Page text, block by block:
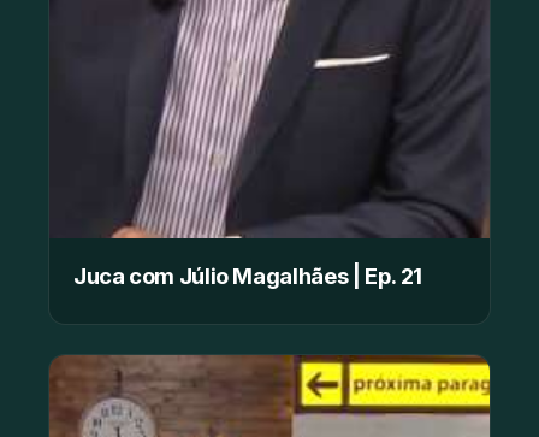
Juca com Júlio Magalhães | Ep. 21